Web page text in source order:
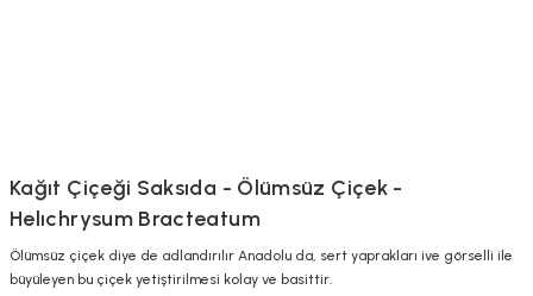
Kağıt Çiçeği Saksıda - Ölümsüz Çiçek -
Helıchrysum Bracteatum
Ölümsüz çiçek diye de adlandırılır Anadolu da, sert yaprakları ive görselli ile
büyüleyen bu çiçek yetiştirilmesi kolay ve basittir.